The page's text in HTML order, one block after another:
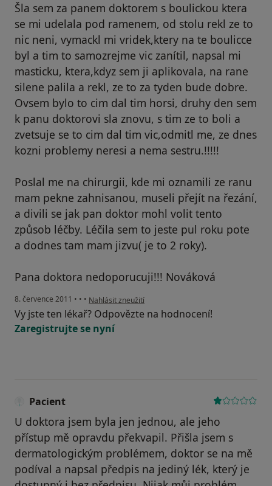
Šla sem za panem doktorem s boulickou ktera
se mi udelala pod ramenem, od stolu rekl ze to
nic neni, vymackl mi vridek,ktery na te boulicce
byl a tim to samozrejme vic zanítil, napsal mi
masticku, ktera,kdyz sem ji aplikovala, na rane
silene palila a rekl, ze to za tyden bude dobre.
Ovsem bylo to cim dal tim horsi, druhy den sem
k panu doktorovi sla znovu, s tim ze to boli a
zvetsuje se to cim dal tim vic,odmitl me, ze dnes
kozni problemy neresi a nema sestru.!!!!!
Poslal me na chirurgii, kde mi oznamili ze ranu
mam pekne zahnisanou, museli přejít na řezání,
a divili se jak pan doktor mohl volit tento
způsob léčby. Léčila sem to jeste pul roku pote
a dodnes tam mam jizvu( je to 2 roky).
Pana doktora nedoporucuji!!! Nováková
8. července 2011 • • • podle názoru uživatele Pacient
Nahlásit zneužití
Vy jste ten lékař? Odpovězte na hodnocení!
Zaregistrujte se nyní
Pacient
U doktora jsem byla jen jednou, ale jeho
přístup mě opravdu překvapil. Přišla jsem s
dermatologickým problémem, doktor se na mě
podíval a napsal předpis na jediný lék, který je